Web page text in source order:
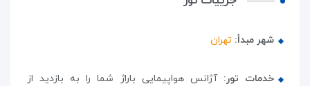
شهر مبدأ: تهران
خدمات تور:آژانس هواپیمایی باراژ شما را به بازدید از